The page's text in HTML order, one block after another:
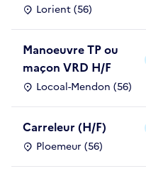
Lorient (56)
Manoeuvre TP ou
maçon VRD H/F
Locoal-Mendon (56)
Carreleur (H/F)
Ploemeur (56)